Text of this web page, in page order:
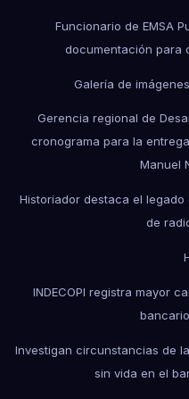
Funcionario de EMSA
documentación para
Galería de
Gerencia regional de
cronograma para la
Manuel
Historiador destaca el
de
INDECOPI registra mayor
Investigan circunstancias de
sin vida en el